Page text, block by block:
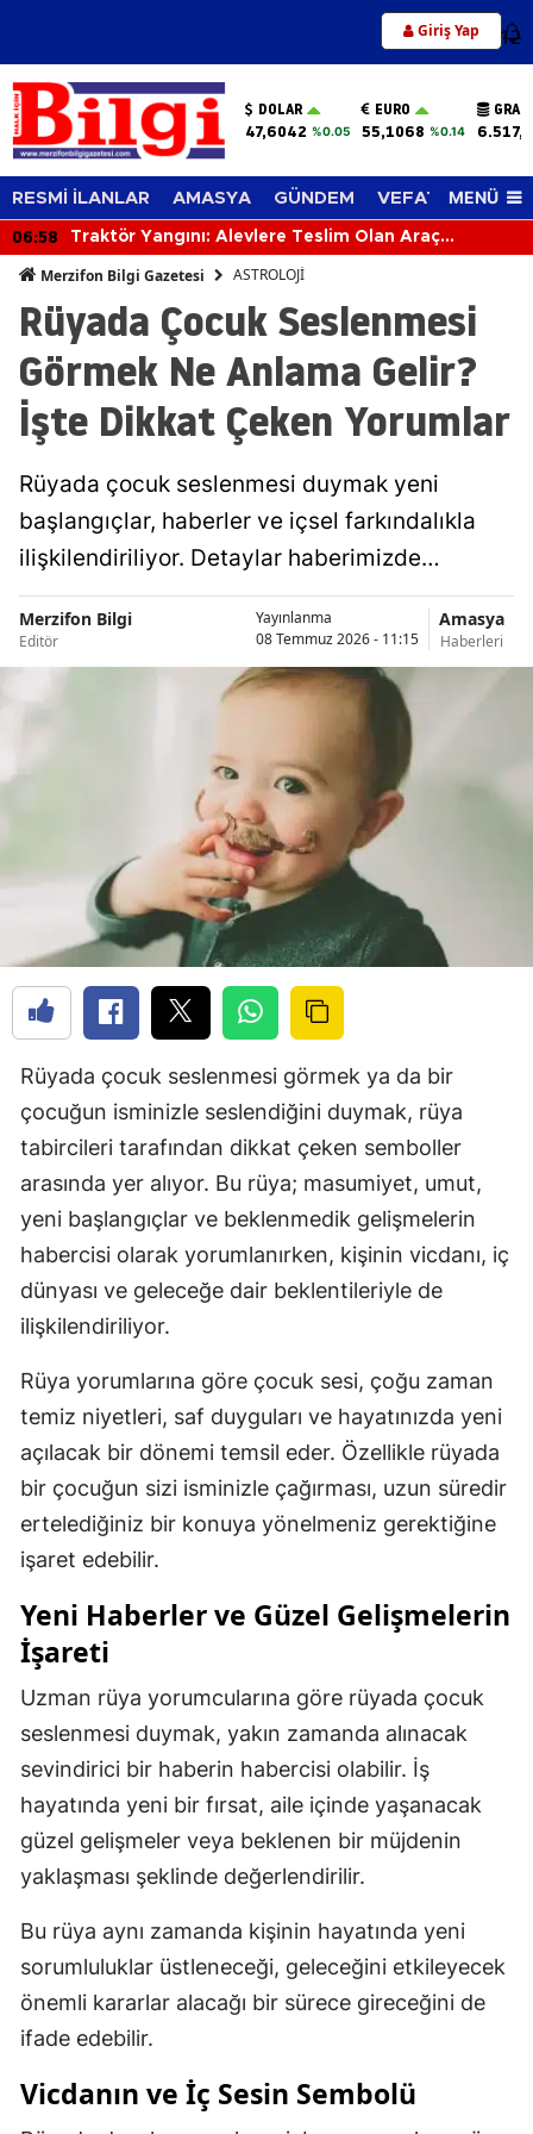
Giriş Yap 12
DOLAR
47,6042 %0.05
EURO
55,1068 %0.14
RESMİ İLANLAR AMASYA GÜNDEM VEFAT EDENLER
MENÜ
06:58
Traktör Yangını: Alevlere Teslim Olan Araç
Merzifon Bilgi Gazetesi ASTROLOJİ
Rüyada Çocuk Seslenmesi
Görmek Ne Anlama Gelir?
İşte Dikkat Çeken Yorumlar
Rüyada çocuk seslenmesi duymak yeni
başlangıçlar, haberler ve içsel farkındalıkla
ilişkilendiriliyor. Detaylar haberimizde…
Merzifon Bilgi
Editör
Yayınlanma
08 Temmuz 2026 - 11:15
Amasya
Haberleri
Rüyada çocuk seslenmesi görmek ya da bir
çocuğun isminizle seslendiğini duymak, rüya
tabircileri tarafından dikkat çeken semboller
arasında yer alıyor. Bu rüya; masumiyet, umut,
yeni başlangıçlar ve beklenmedik gelişmelerin
habercisi olarak yorumlanırken, kişinin vicdanı, iç
dünyası ve geleceğe dair beklentileriyle de
ilişkilendiriliyor.
Rüya yorumlarına göre çocuk sesi, çoğu zaman
temiz niyetleri, saf duyguları ve hayatınızda yeni
açılacak bir dönemi temsil eder. Özellikle rüyada
bir çocuğun sizi isminizle çağırması, uzun süredir
ertelediğiniz bir konuya yönelmeniz gerektiğine
işaret edebilir.
Yeni Haberler ve Güzel Gelişmelerin
İşareti
Uzman rüya yorumcularına göre rüyada çocuk
seslenmesi duymak, yakın zamanda alınacak
sevindirici bir haberin habercisi olabilir. İş
hayatında yeni bir fırsat, aile içinde yaşanacak
güzel gelişmeler veya beklenen bir müjdenin
yaklaşması şeklinde değerlendirilir.
Bu rüya aynı zamanda kişinin hayatında yeni
sorumluluklar üstleneceği, geleceğini etkileyecek
önemli kararlar alacağı bir sürece gireceğini de
ifade edebilir.
Vicdanın ve İç Sesin Sembolü